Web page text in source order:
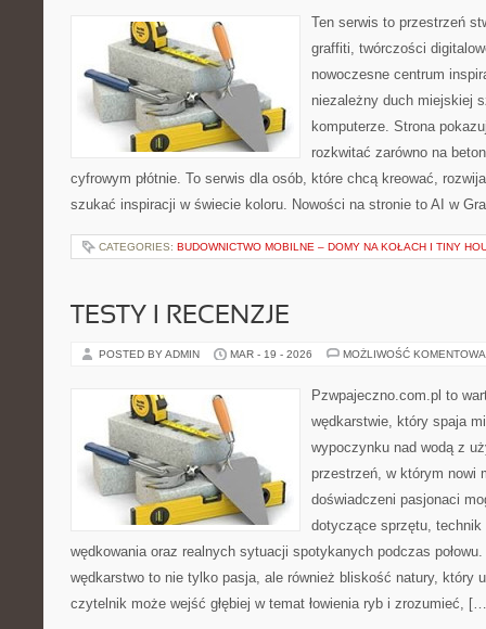
Ten serwis to przestrzeń
graffiti, twórczości
nowoczesne centrum
niezależny duch miejskiej
komputerze. Strona
rozkwitać zarówno na
cyfrowym płótnie. To serwis dla osób, które chcą kreować,
szukać inspiracji w świecie koloru. Nowości na stronie to AI w
CATEGORIES: BUDOWNICTWO MOBILNE – DOMY NA KOŁACH I TINY
TESTY I RECENZJE
POSTED BY ADMIN MAR - 19 - 2026 MOŻLIWOŚĆ
Pzwpajeczno.com.pl to
wędkarstwie, który spaja
wypoczynku nad wodą z
przestrzeń, w którym nowi
doświadczeni pasjonaci
dotyczące sprzętu, technik
wędkowania oraz realnych sytuacji spotykanych podczas
wędkarstwo to nie tylko pasja, ale również bliskość natury, który
czytelnik może wejść głębiej w temat łowienia ryb i zrozumieć,